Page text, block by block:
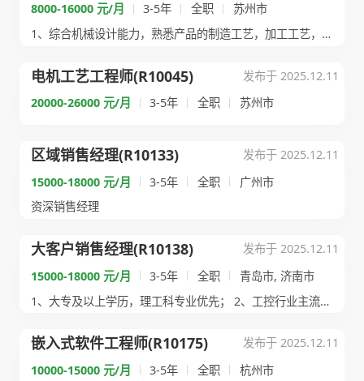
8000-16000 元/月
3-5年 全职
苏州市
1、综合机械设计能力，熟悉产品的制造工艺，加工工艺，熟悉材料...
电机工艺工程师(R10045)
发布于 2025.12.11
20000-26000 元/月
3-5年 全职 苏州市
区域销售经理(R10133)
发布于 2025.12.11
15000-18000 元/月
3-5年 全职
广州市
资深销售经理
大客户销售经理(R10138)
发布于 2025.12.11
15000-18000 元/月
3-5年 全职
青岛市, 济南市
1、大专及以上学历，理工科专业优先； 2、工控行业主流品牌...
嵌入式软件工程师(R10175)
发布于 2025.12.11
10000-15000 元/月
3-5年 全职
杭州市